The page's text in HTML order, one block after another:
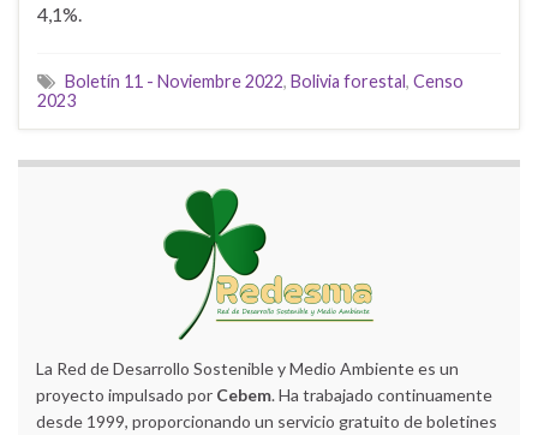
4,1%.
Boletín 11 - Noviembre 2022, Bolivia forestal, Censo
2023
La Red de Desarrollo Sostenible y Medio Ambiente es un
proyecto impulsado por Cebem. Ha trabajado continuamente
desde 1999, proporcionando un servicio gratuito de boletines